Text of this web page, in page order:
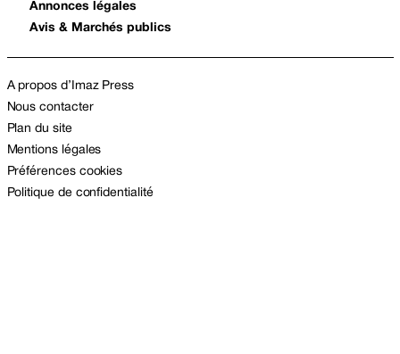
Annonces légales
Avis & Marchés publics
A propos d’Imaz Press
Nous contacter
Plan du site
Mentions légales
Préférences cookies
Politique de confidentialité